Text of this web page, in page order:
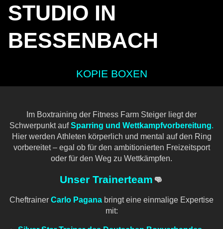
STUDIO IN
BESSENBACH
KOPIE BOXEN
Im Boxtraining der Fitness Farm Steiger liegt der
Schwerpunkt aufSparring und Wettkampfvorbereitung.
Hier werden Athleten körperlich und mental auf den Ring
vorbereitet – egal ob für den ambitionierten Freizeitsport
oder für den Weg zu Wettkämpfen.
Unser Trainerteam 👊
Cheftrainer Carlo Pagana bringt eine einmalige Expertise
mit: